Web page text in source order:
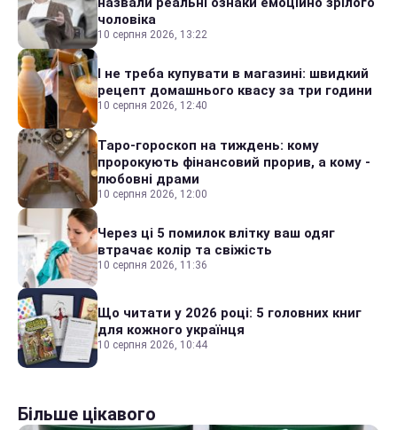
чоловіка
10 серпня 2026, 13:22
І не треба купувати в магазині: швидкий
рецепт домашнього квасу за три години
10 серпня 2026, 12:40
Таро-гороскоп на тиждень: кому
пророкують фінансовий прорив, а кому -
любовні драми
10 серпня 2026, 12:00
Через ці 5 помилок влітку ваш одяг
втрачає колір та свіжість
10 серпня 2026, 11:36
Що читати у 2026 році: 5 головних книг
для кожного українця
10 серпня 2026, 10:44
Більше цікавого